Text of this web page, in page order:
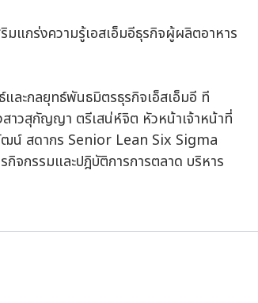
และกลยุทธ์พันธมิตรธุรกิจเอ็สเอ็มอี ที
าวสุกัญญา ตรีเสน่ห์จิต หัวหน้าเจ้าหน้าที่
ฒน์ สดากร Senior Lean Six Sigma
จกรรมและปฎิบัติการการตลาด บริหาร